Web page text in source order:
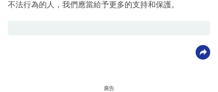
不法行為的人，我們應當給予更多的支持和保護。
廣告